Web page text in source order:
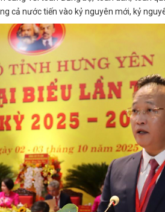
cả nước tiến vào kỷ nguyên mới, kỷ